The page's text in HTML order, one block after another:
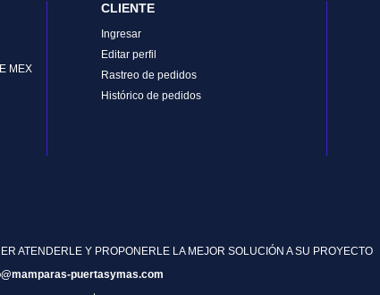
MEX
CLIENTE
Ingresar
Editar perfil
Rastreo de pedidos
Histórico de pedidos
ATENDERLE Y PROPONERLE LA MEJOR SOLUCIÓN A SU PROYECTO
puertasymas.com